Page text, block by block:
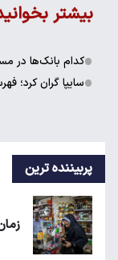
بیشتر
کدام بانک‌ها در
سایپا گران کرد؛
پربیننده ترین